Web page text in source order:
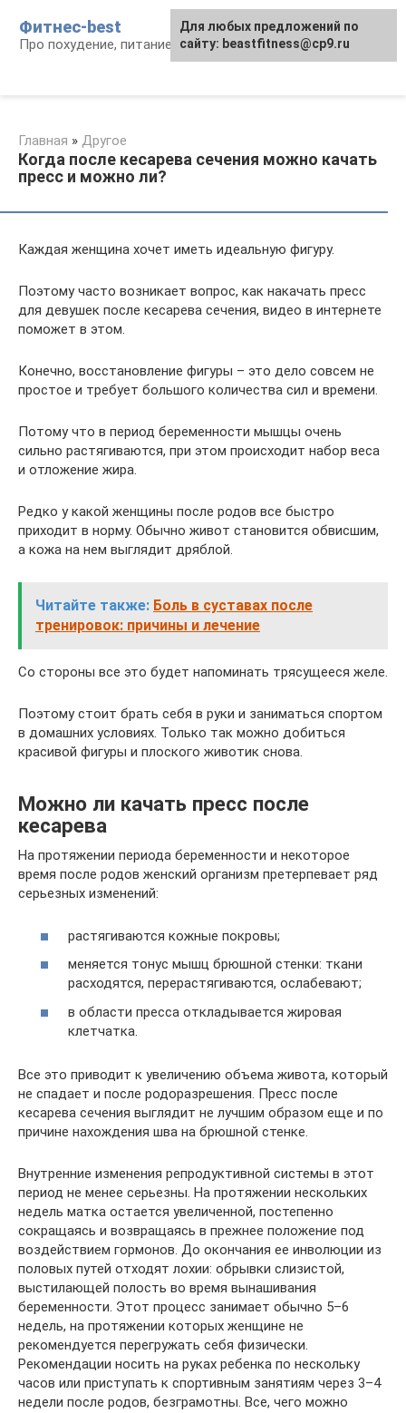
контенту
Фитнес-best
Про похудение, питание и фитнес
Главная » Другое
Когда после кесарева сечения можно качать
пресс и можно ли?
Каждая женщина хочет иметь идеальную фигуру.
Поэтому часто возникает вопрос, как накачать пресс
для девушек после кесарева сечения, видео в интернете
поможет в этом.
Конечно, восстановление фигуры – это дело совсем не
простое и требует большого количества сил и времени.
Потому что в период беременности мышцы очень
сильно растягиваются, при этом происходит набор веса
и отложение жира.
Редко у какой женщины после родов все быстро
приходит в норму. Обычно живот становится обвисшим,
а кожа на нем выглядит дряблой.
Читайте также: Боль в суставах после
тренировок: причины и лечение
Со стороны все это будет напоминать трясущееся желе.
Поэтому стоит брать себя в руки и заниматься спортом
в домашних условиях. Только так можно добиться
красивой фигуры и плоского животик снова.
Можно ли качать пресс после
кесарева
На протяжении периода беременности и некоторое
время после родов женский организм претерпевает ряд
серьезных изменений:
растягиваются кожные покровы;
меняется тонус мышц брюшной стенки: ткани
расходятся, перерастягиваются, ослабевают;
в области пресса откладывается жировая
клетчатка.
Все это приводит к увеличению объема живота, который
не спадает и после родоразрешения. Пресс после
кесарева сечения выглядит не лучшим образом еще и по
причине нахождения шва на брюшной стенке.
Внутренние изменения репродуктивной системы в этот
период не менее серьезны. На протяжении нескольких
недель матка остается увеличенной, постепенно
сокращаясь и возвращаясь в прежнее положение под
воздействием гормонов. До окончания ее инволюции из
половых путей отходят лохии: обрывки слизистой,
выстилающей полость во время вынашивания
беременности. Этот процесс занимает обычно 5–6
недель, на протяжении которых женщине не
рекомендуется перегружать себя физически.
Рекомендации носить на руках ребенка по нескольку
часов или приступать к спортивным занятиям через 3–4
недели после родов, безграмотны. Все, чего можно
Для любых предложений по
сайту: beastfitness@cp9.ru